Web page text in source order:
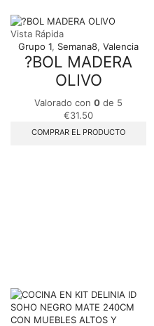
Vista Rápida
Grupo 1, Semana8, Valencia
?BOL MADERA
OLIVO
Valorado con 0 de 5
€31.50
COMPRAR EL PRODUCTO